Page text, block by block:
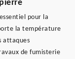
pour la
la température
attaques
de fumisterie